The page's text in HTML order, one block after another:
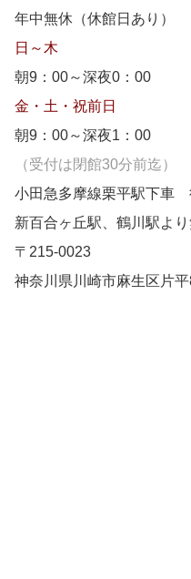
年中無休（休館日あり）
日～木
朝9：00～深夜0：00
金・土・祝前日
朝9：00～深夜1：00
（受付は閉館30分前迄）
小田急多摩線栗平駅下車
新百合ヶ丘駅、鶴川駅よ
〒215-0023
神奈川県川崎市麻生区片